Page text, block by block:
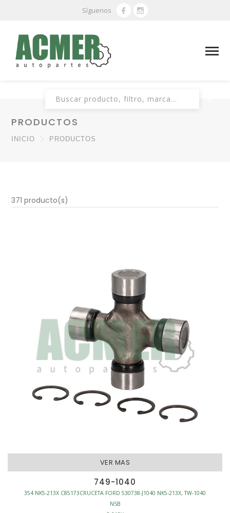
Síguenos
Buscar:
PRODUCTOS
INICIO PRODUCTOS
371 producto(s)
VER MAS
749-1040
354 NK5-213X C85173CRUCETA FORD 530738-J1040 NK5-213X, TW-1040
NSB